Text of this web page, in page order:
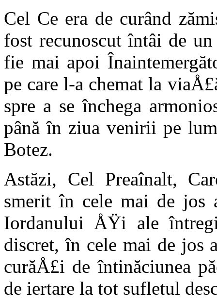
Cel Ce era de cu­rând
fost recunoscut întâi de
fie mai apoi
pe care l-a chemat la
spre a se închega
până în ziua venirii pe
Botez.
Astăzi, Cel Preaînalt,
smerit în cele mai de jos
Iordanului ÅŸi ale
discret, în cele mai de jos
curăÅ£i de întinăciunea
de iertare la tot sufletul